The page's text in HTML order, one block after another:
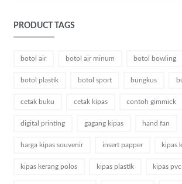
PRODUCT TAGS
botol air botol air minum botol bowling
botol plastik botol sport bungkus
cetak buku cetak kipas contoh gimmick
digital printing gagang kipas hand fan
harga kipas souvenir insert papper kipas
kipas kerang polos kipas plastik kipas pvc